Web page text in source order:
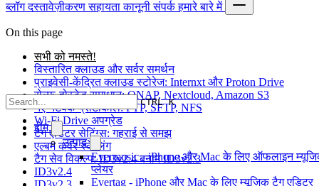
ब्लॉग दस्तावेज़ीकरण सहायता कानूनी संपर्क हमारे बारे में
CTRL K
होम
उत्पाद
Evermusic - iPhone और Mac के लिए ऑफलाइन
प्लेयर
Evertag - iPhone और Mac के लिए म्यूज़िक टैग एडिटर
On this page
सभी को नमस्ते!
विस्तारित क्लाउड और सर्वर समर्थन
प्राइवेसी-केंद्रित क्लाउड स्टोरेज: Internxt और Proton Drive
सेल्फ-होस्टेड समाधान: QNAP, Nextcloud, Amazon S3
नए नेटवर्क प्रोटोकॉल: FTP, SFTP, NFS
Wi-Fi Drive अपग्रेड
टैग एडिटर सेटिंग्स: गहराई से समझ
एल्बम कवर स्केलिंग
टैग सेव विकल्प: ID3v2.4 बनाम ID3v2.3
ID3v2.4